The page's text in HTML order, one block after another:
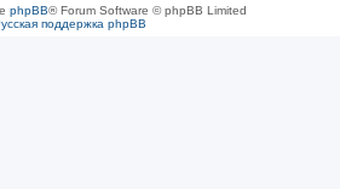
phpBB® Forum Software © phpBB Limited
поддержка phpBB